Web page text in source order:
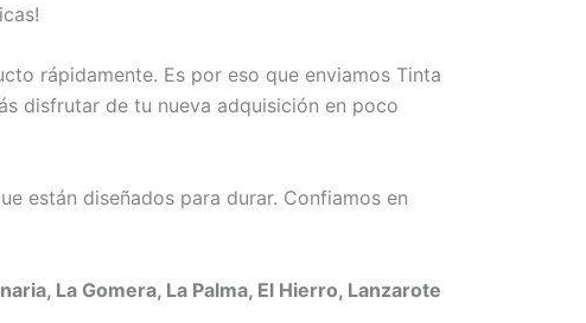
rápidamente. Es por eso que enviamos Tinta
disfrutar de tu nueva adquisición en poco
están diseñados para durar. Confiamos en
La Gomera, La Palma, El Hierro, Lanzarote